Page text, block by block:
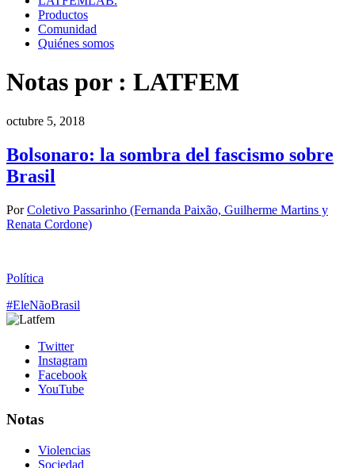
Productos
Comunidad
Quiénes somos
Notas por : LATFEM
octubre 5, 2018
Bolsonaro: la sombra del fascismo sobre
Brasil
PorColetivo Passarinho (Fernanda Paixão, Guilherme Martins y
Renata Cordone)
Política
#EleNãoBrasil
Twitter
Instagram
Facebook
YouTube
Notas
Violencias
Sociedad